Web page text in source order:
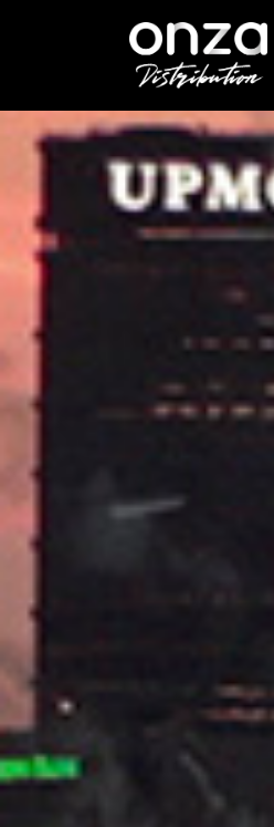
Distribution